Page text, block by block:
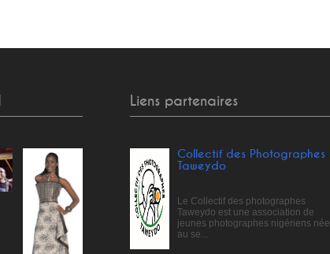
Liens partenaires
Collectif des Photographes
Taweydo
Le Collectif des photographes
Taweydo est une association de
jeunes photographes nigériens née
au se...